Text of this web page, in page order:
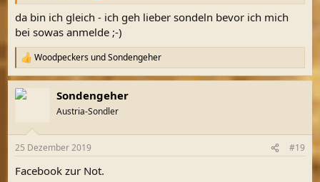
da bin ich gleich - ich geh lieber sondeln bevor ich mich
bei sowas anmelde ;-)
R
e
a
k
e
:
Woodpeckers undSondengeher
Sondengeher
Austria-Sondler
25 Dezember 2019 #19
Facebook zur Not.